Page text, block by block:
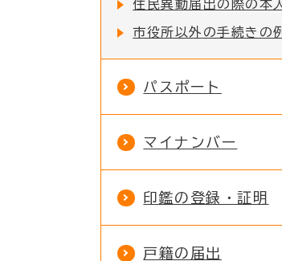
住民異動届出の際の本
市役所以外の手続きの例
パスポート
マイナンバー
印鑑の登録・証明
戸籍の届出